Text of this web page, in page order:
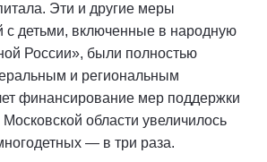
Эти и другие меры
с детьми, включенные в народную
России», были полностью
и региональным
финансирование мер поддержки
области увеличилось
— в три раза.